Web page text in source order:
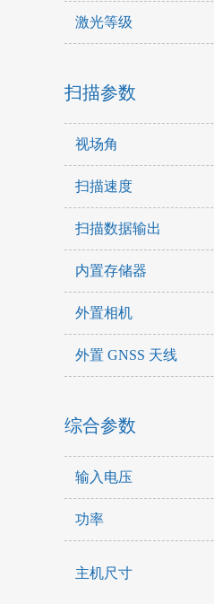
激光等级
扫描参数
视场角
扫描速度
扫描数据输出
内置存储器
外置相机
外置 GNSS 天线
综合参数
输入电压
功率
主机尺寸